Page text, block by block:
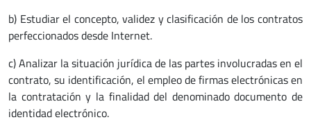
b) Estudiar el concepto, validez y clasificación de los contratos
perfeccionados desde Internet.
c) Analizar la situación jurídica de las partes involucradas en el
contrato, su identificación, el empleo de firmas electrónicas en
la contratación y la finalidad del denominado documento de
identidad electrónico.